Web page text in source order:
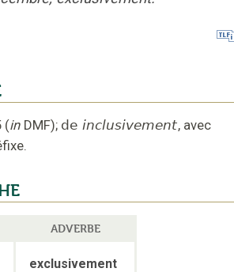
(in DMF); de inclusivement, avec
.
ADVERBE
exclusivement